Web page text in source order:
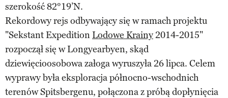
szerokość 82°19’N.
Rekordowy rejs odbywający się w ramach projektu
"Sekstant Expedition Lodowe Krainy2014-2015"
rozpoczął się w Longyearbyen, skąd
dziewięcioosobowa załoga wyruszyła 26 lipca. Celem
wyprawy była eksploracja północno-wschodnich
terenów Spitsbergenu, połączona z próbą dopłynięcia